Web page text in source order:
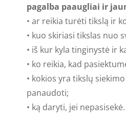
pagalba paaugliai ir
• ar reikia turėti tikslą ir
• kuo skiriasi tikslas nuo
• iš kur kyla tinginystė ir
• ko reikia, kad
• kokios yra tikslų
panaudoti;
• ką daryti, jei nepasisekė.